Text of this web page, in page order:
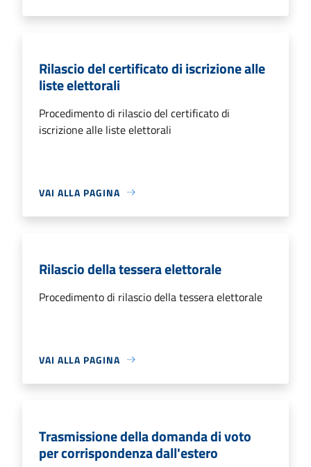
Rilascio del certificato di iscrizione alle
liste elettorali
Procedimento di rilascio del certificato di
iscrizione alle liste elettorali
VAI ALLA PAGINA
Rilascio della tessera elettorale
Procedimento di rilascio della tessera elettorale
VAI ALLA PAGINA
Trasmissione della domanda di voto
per corrispondenza dall'estero